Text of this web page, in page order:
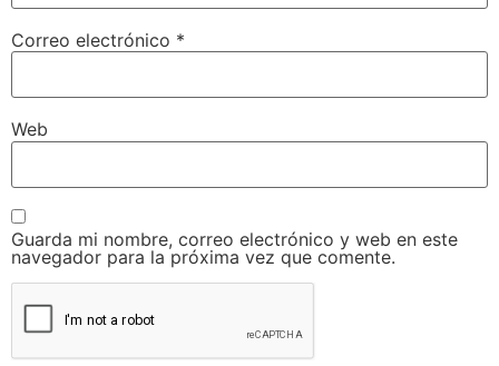
Correo electrónico *
Web
Guarda mi nombre, correo electrónico y web en este
navegador para la próxima vez que comente.